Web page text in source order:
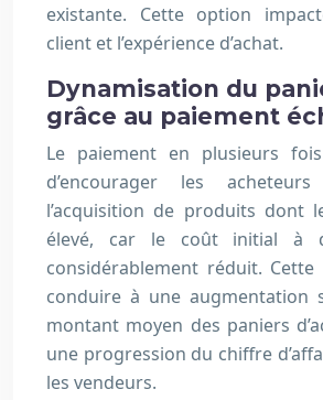
existante. Cette option
client et l’expérience d’achat.
Dynamisation du
grâce au paiement
Le paiement en plusieurs
d’encourager les
l’acquisition de produits dont
élevé, car le coût initial à
considérablement réduit.
conduire à une augmentation
montant moyen des paniers
une progression du chiffre
les vendeurs.